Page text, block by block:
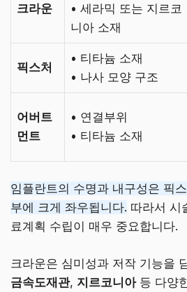
크라운
• 세라믹 또는 지르코
니아 소재
픽스처
• 티타늄 소재
• 나사 모양 구조
어버트
먼트
• 연결부위
• 티타늄 소재
임플란트의 수명과 내구성은 픽
부에 크게 좌우됩니다. 따라서 시
료계획 수립이 매우 중요합니다.
크라운은 심미성과 저작 기능을
금속도재관, 지르코니아등 다양